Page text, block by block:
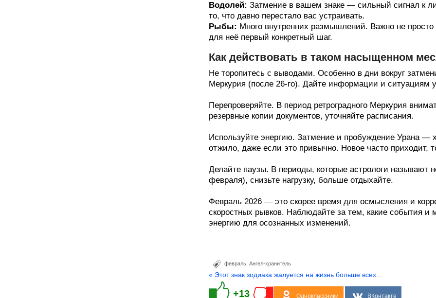
Водолей: Затмение в вашем знаке — сильный сигнал к
то, что давно перестало вас устраивать.
Рыбы: Много внутренних размышлений. Важно не
для неё первый конкретный шаг.
Как действовать в таком насыщенном
Не торопитесь с выводами. Особенно в дни вокруг
Меркурия (после 26-го). Дайте информации и ситуациям
Перепроверяйте. В период ретроградного Меркурия
резервные копии документов, уточняйте расписания.
Используйте энергию. Затмение и пробуждение Урана —
отжило, даже если это привычно. Новое часто приходит,
Делайте паузы. В периоды, которые астрологи называют
февраля), снизьте нагрузку, больше отдыхайте.
Февраль 2026 — это скорее время для осмысления и
скоростных рывков. Наблюдайте за тем, какие события и
энергию для осознанных изменений.
февраль Ангел-хранитель
« Этот знак зодиака жалуется на жизнь больше всех...
+13 Одноклассники ВКонтакте